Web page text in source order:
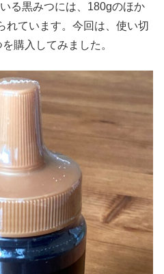
る黒みつには、180gのほか
れています。今回は、使い切
購入してみました。